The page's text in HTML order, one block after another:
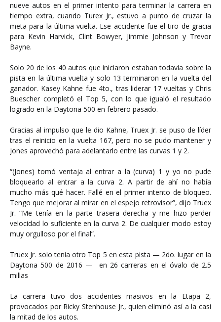
nueve autos en el primer intento para terminar la carrera en
tiempo extra, cuando Turex Jr., estuvo a punto de cruzar la
meta para la última vuelta. Ese accidente fue el tiro de gracia
para Kevin Harvick, Clint Bowyer, Jimmie Johnson y Trevor
Bayne.
Solo 20 de los 40 autos que iniciaron estaban todavía sobre la
pista en la última vuelta y solo 13 terminaron en la vuelta del
ganador. Kasey Kahne fue 4to., tras liderar 17 vueltas y Chris
Buescher completó el Top 5, con lo que igualó el resultado
logrado en la Daytona 500 en febrero pasado.
Gracias al impulso que le dio Kahne, Truex Jr. se puso de líder
tras el reinicio en la vuelta 167, pero no se pudo mantener y
Jones aprovechó para adelantarlo entre las curvas 1 y 2.
“(Jones) tomó ventaja al entrar a la (curva) 1 y yo no pude
bloquearlo al entrar a la curva 2. A partir de ahí no había
mucho más qué hacer. Fallé en el primer intento de bloqueo.
Tengo que mejorar al mirar en el espejo retrovisor”, dijo Truex
Jr. “Me tenía en la parte trasera derecha y me hizo perder
velocidad lo suficiente en la curva 2. De cualquier modo estoy
muy orgulloso por el final”.
Truex Jr. solo tenía otro Top 5 en esta pista — 2do. lugar en la
Daytona 500 de 2016 — en 26 carreras en el óvalo de 2.5
millas
La carrera tuvo dos accidentes masivos en la Etapa 2,
provocados por Ricky Stenhouse Jr., quien eliminó así a la casi
la mitad de los autos.